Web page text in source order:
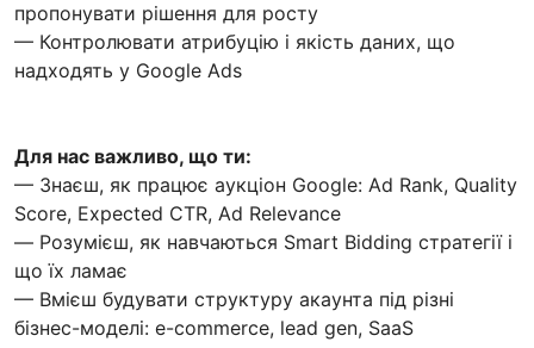
пропонувати рішення для росту
— Контролювати атрибуцію і якість даних, що
надходять у Google Ads
Для нас важливо, що ти:
— Знаєш, як працює аукціон Google: Ad Rank, Quality
Score, Expected CTR, Ad Relevance
— Розумієш, як навчаються Smart Bidding стратегії і
що їх ламає
— Вмієш будувати структуру акаунта під різні
бізнес-моделі: e-commerce, lead gen, SaaS